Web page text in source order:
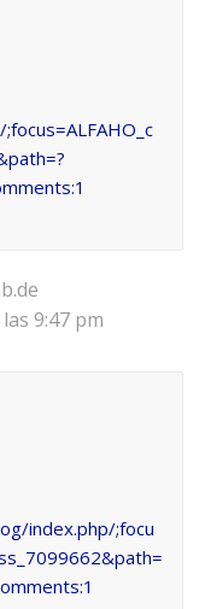
9:47 pm
index.php/;focu